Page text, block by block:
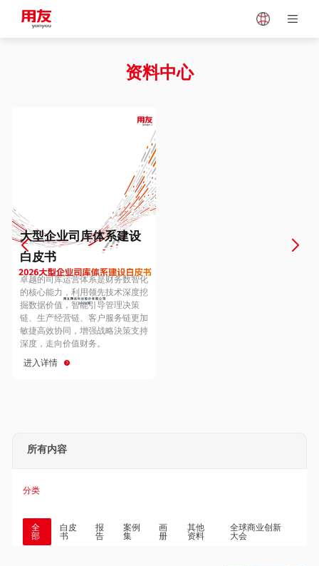
Vietnam
Europe
Hungary
Hong Kong
资料中心
大型企业司库体系建设
白皮书
卓越的司库运营体系是财务数智化
的核心能力，利用领先技术深度挖
掘数据价值，智能引导管理决策
链、生产经营链、客户服务链更加
敏捷高效协同，增强战略決策支持
深度，走向价值财务。
进入详情
所有内容
分类
全
部
白皮
书
报
告
案例
集
画
册
其他
资料
全球商业创新
大会